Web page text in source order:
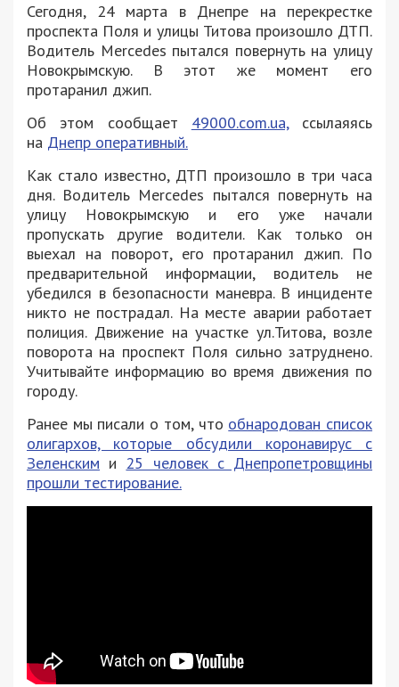
Сегодня, 24 марта в Днепре на перекрестке
проспекта Поля и улицы Титова произошло ДТП.
Водитель Mercedes пытался повернуть на улицу
Новокрымскую. В этот же момент его
протаранил джип.
Об этом сообщает 49000.com.ua,ссылаяясь
на Днепр оперативный.
Как стало известно, ДТП произошло в три часа
дня. Водитель Mercedes пытался повернуть на
улицу Новокрымскую и его уже начали
пропускать другие водители. Как только он
выехал на поворот, его протаранил джип. По
предварительной информации, водитель не
убедился в безопасности маневра. В инциденте
никто не пострадал. На месте аварии работает
полиция. Движение на участке ул.Титова, возле
поворота на проспект Поля сильно затруднено.
Учитывайте информацию во время движения по
городу.
Ранее мы писали о том, что обнародован список
олигархов, которые обсудили коронавирус с
Зеленским и 25 человек с Днепропетровщины
прошли тестирование.